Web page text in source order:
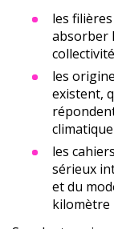
les
absorber
les
existent,
climatique
les
sérieux
et du
kilomètre